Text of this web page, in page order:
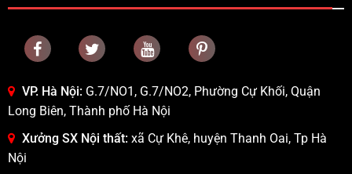
VP. Hà Nội: G.7/NO1, G.7/NO2, Phường Cự Khối, Quận
Long Biên, Thành phố Hà Nội
Xưởng SX Nội thất: xã Cự Khê, huyện Thanh Oai, Tp Hà
Nội